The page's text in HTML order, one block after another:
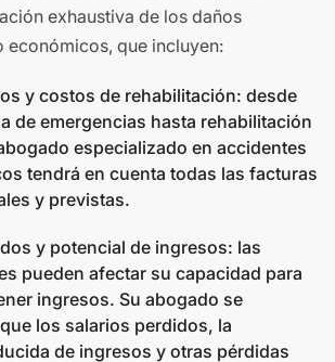
exhaustiva de los daños
económicos, que incluyen:
y costos de rehabilitación: desde
de emergencias hasta rehabilitación
especializado en accidentes
tendrá en cuenta todas las facturas
y previstas.
y potencial de ingresos: las
pueden afectar su capacidad para
ingresos. Su abogado se
los salarios perdidos, la
de ingresos y otras pérdidas